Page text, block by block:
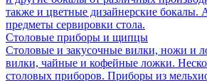
также и цветные дизайнерские бокалы.
предметы сервировки стола.
Столовые приборы и щипцы
Столовые и закусочные вилки, ножи и
вилки, чайные и кофейные ложки.
столовых приборов. Приборы из